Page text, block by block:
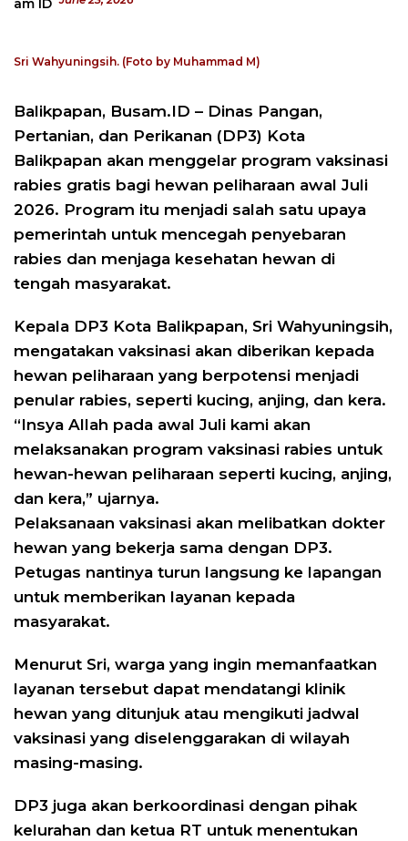
Sri Wahyuningsih. (Foto by Muhammad M)
Balikpapan, Busam.ID – Dinas Pangan,
Pertanian, dan Perikanan (DP3) Kota
Balikpapan akan menggelar program vaksinasi
rabies gratis bagi hewan peliharaan awal Juli
2026. Program itu menjadi salah satu upaya
pemerintah untuk mencegah penyebaran
rabies dan menjaga kesehatan hewan di
tengah masyarakat.
Kepala DP3 Kota Balikpapan, Sri Wahyuningsih,
mengatakan vaksinasi akan diberikan kepada
hewan peliharaan yang berpotensi menjadi
penular rabies, seperti kucing, anjing, dan kera.
“Insya Allah pada awal Juli kami akan
melaksanakan program vaksinasi rabies untuk
hewan-hewan peliharaan seperti kucing, anjing,
dan kera,” ujarnya.
Pelaksanaan vaksinasi akan melibatkan dokter
hewan yang bekerja sama dengan DP3.
Petugas nantinya turun langsung ke lapangan
untuk memberikan layanan kepada
masyarakat.
Menurut Sri, warga yang ingin memanfaatkan
layanan tersebut dapat mendatangi klinik
hewan yang ditunjuk atau mengikuti jadwal
vaksinasi yang diselenggarakan di wilayah
masing-masing.
DP3 juga akan berkoordinasi dengan pihak
kelurahan dan ketua RT untuk menentukan